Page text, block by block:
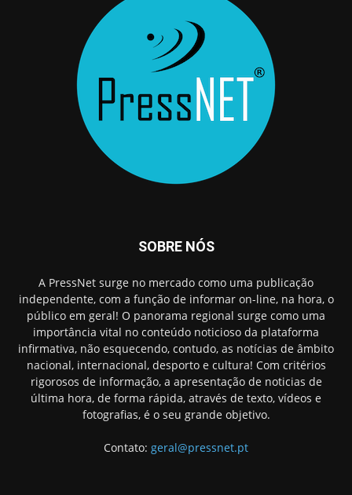
SOBRE NÓS
A PressNet surge no mercado como uma publicação
independente, com a função de informar on-line, na hora, o
público em geral! O panorama regional surge como uma
importância vital no conteúdo noticioso da plataforma
infirmativa, não esquecendo, contudo, as notícias de âmbito
nacional, internacional, desporto e cultura! Com critérios
rigorosos de informação, a apresentação de noticias de
última hora, de forma rápida, através de texto, vídeos e
fotografias, é o seu grande objetivo.
Contato: geral@pressnet.pt